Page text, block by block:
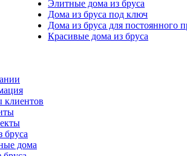
Элитные дома из бруса
Дома из бруса под ключ
Дома из бруса для постоянного
Красивые дома из бруса
бруса
дома